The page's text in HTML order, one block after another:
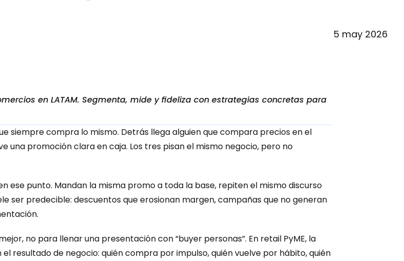
5 may 2026
en LATAM. Segmenta, mide y fideliza con estrategias concretas para
siempre compra lo mismo. Detrás llega alguien que compara precios en el
una promoción clara en caja. Los tres pisan el mismo negocio, pero no
ese punto. Mandan la misma promo a toda la base, repiten el mismo discurso
ser predecible: descuentos que erosionan margen, campañas que no generan
no para llenar una presentación con “buyer personas”. En retail PyME, la
resultado de negocio: quién compra por impulso, quién vuelve por hábito, quién